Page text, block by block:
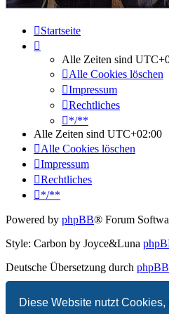
Diese Website nutzt Cookies,
Startseite
Alle Zeiten sind
Alle Cookies löschen
Impressum
Rechtliches
*/**
Alle Zeiten sind UTC+02:00
Alle Cookies löschen
Impressum
Rechtliches
*/**
Powered by phpBB® Forum
Style: Carbon by Joyce&Luna
Deutsche Übersetzung durch